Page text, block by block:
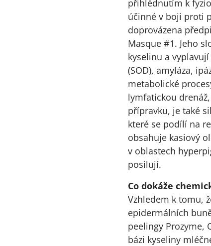
přihlédnutím k
účinné v boji proti
doprovázena
Masque #1. Jeho
kyselinu a
(SOD), amyláza,
metabolické
lymfatickou
přípravku, je také
které se podílí na
obsahuje kasiový
v oblastech
posilují.
Co dokáže
Vzhledem k tomu,
epidermálních
peelingy Prozyme,
bázi kyseliny